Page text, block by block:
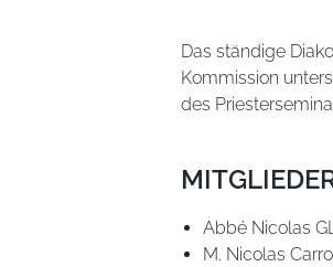
Das ständige
Kommission
des
Abbé Nicolas
M. Nicolas